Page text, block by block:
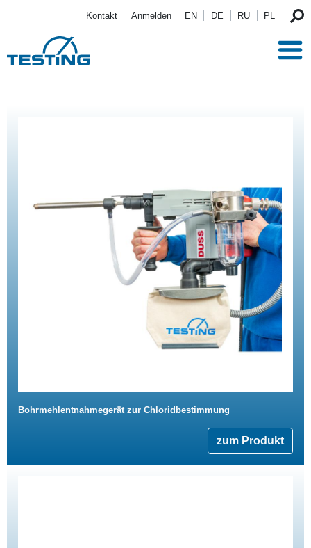
Kontakt Anmelden EN DE RU PL
Bohrmehlentnahmegerät zur Chloridbestimmung
zum Produkt